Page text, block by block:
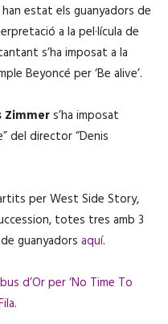
estat els guanyadors de
a la pel·lícula de
s’ha imposat a la
Beyoncé per ‘Be alive’.
Zimmers’ha imposat
del director “Denis
per West Side Story,
totes tres amb 3
guanyadors aquí.
d’Or per ‘No Time To
.